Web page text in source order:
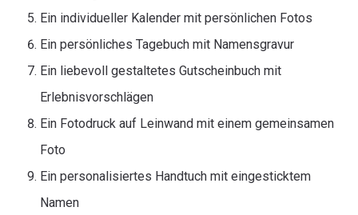
Ein individueller Kalender mit persönlichen Fotos
Ein persönliches Tagebuch mit Namensgravur
Ein liebevoll gestaltetes Gutscheinbuch mit
Erlebnisvorschlägen
Ein Fotodruck auf Leinwand mit einem gemeinsamen
Foto
Ein personalisiertes Handtuch mit eingesticktem
Namen